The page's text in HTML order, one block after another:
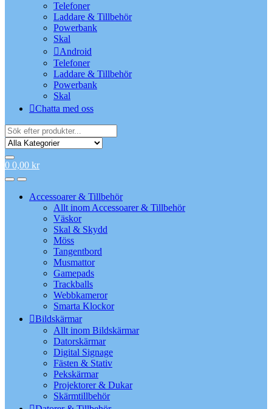
Telefoner
Laddare & Tillbehör
Powerbank
Skal
Android
Telefoner
Laddare & Tillbehör
Powerbank
Skal
Chatta med oss
Search
for:
0 0,00 kr
Accessoarer & Tillbehör
Allt inom Accessoarer & Tillbehör
Väskor
Skal & Skydd
Möss
Tangentbord
Musmattor
Gamepads
Trackballs
Webbkameror
Smarta Klockor
Bildskärmar
Allt inom Bildskärmar
Datorskärmar
Digital Signage
Fästen & Stativ
Pekskärmar
Projektorer & Dukar
Skärmtillbehör